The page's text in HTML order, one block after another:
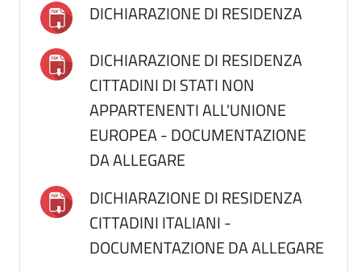
DICHIARAZIONE DI RESIDENZA
DICHIARAZIONE DI RESIDENZA
CITTADINI DI STATI NON
APPARTENENTI ALL'UNIONE
EUROPEA - DOCUMENTAZIONE
DA ALLEGARE
DICHIARAZIONE DI RESIDENZA
CITTADINI ITALIANI -
DOCUMENTAZIONE DA ALLEGARE